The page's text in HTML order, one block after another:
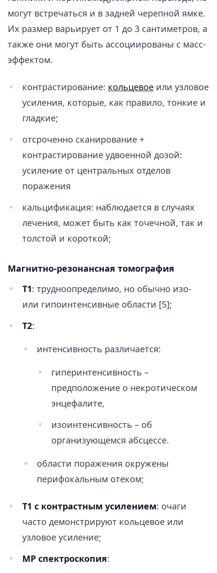
могут встречаться и в задней черепной ямке.
Их размер варьирует от 1 до 3 сантиметров, а
также они могут быть ассоциированы с масс-
эффектом.
контрастирование: кольцевое или узловое
усиления, которые, как правило, тонкие и
гладкие;
отсроченно сканирование +
контрастирование удвоенной дозой:
усиление от центральных отделов
поражения
кальцификация: наблюдается в случаях
лечения, может быть как точечной, так и
толстой и короткой;
Магнитно-резонансная томография
Т1: трудноопределимо, но обычно изо-
или гипоинтенсивные области [5];
Т2:
интенсивность различается:
гиперинтенсивность –
предположение о некротическом
энцефалите,
изоинтенсивность – об
организующемся абсцессе.
области поражения окружены
перифокальным отеком;
T1 с контрастным усилением: очаги
часто демонстрируют кольцевое или
узловое усиление;
МР спектроскопия: